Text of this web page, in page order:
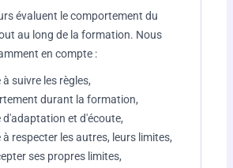
évaluent le comportement du
au long de la formation. Nous
en compte :
suivre les règles,
durant la formation,
d'adaptation et d'écoute,
à respecter les autres, leurs limites,
ses propres limites,